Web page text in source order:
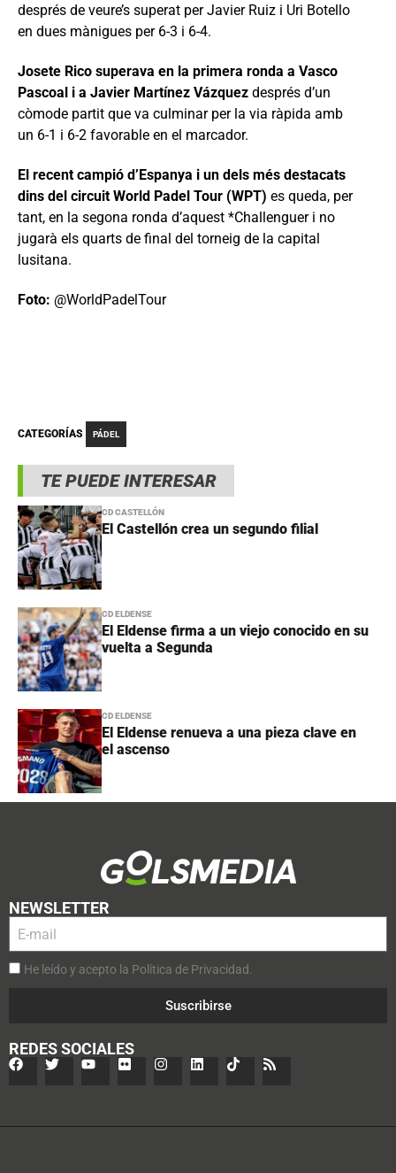
TE PUEDE INTERESAR
CD CASTELLÓN
El Castellón crea un segundo filial
CD ELDENSE
El Eldense firma a un viejo conocido en su
vuelta a Segunda
CD ELDENSE
El Eldense renueva a una pieza clave en
el ascenso
després de veure’s superat per Javier Ruiz i Uri Botello
en dues mànigues per 6-3 i 6-4.
Josete Rico superava en la primera ronda a Vasco
Pascoal i a Javier Martínez Vázquez després d’un
còmode partit que va culminar per la via ràpida amb
un 6-1 i 6-2 favorable en el marcador.
El recent campió d’Espanya i un dels més destacats
dins del circuit World Padel Tour (WPT) es queda, per
tant, en la segona ronda d’aquest *Challenguer i no
jugarà els quarts de final del torneig de la capital
lusitana.
Foto: @WorldPadelTour
CATEGORÍAS PÁDEL
NEWSLETTER
He leído y acepto la Política de Privacidad.
Suscribirse
REDES SOCIALES